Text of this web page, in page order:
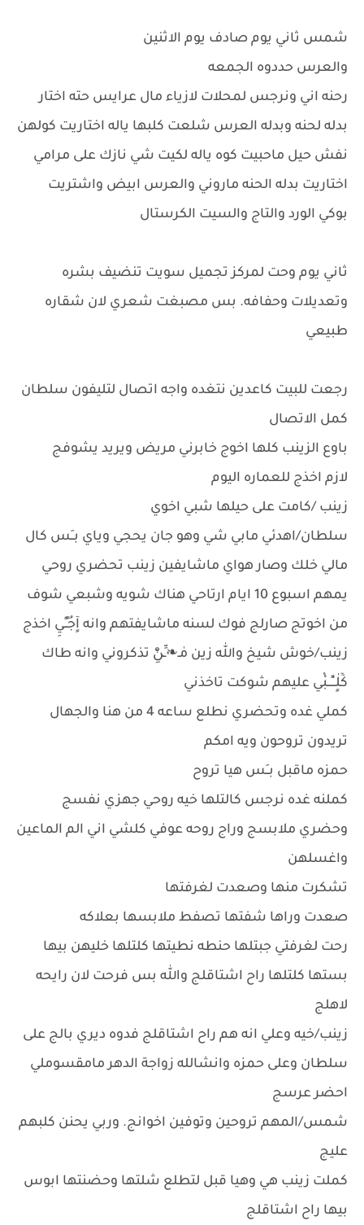
شمس ثاني يوم صادف يوم الاثنين
والعرس حددوه الجمعه
رحنه اني ونرجس لمحلات لازياء مال عرايس حته اختار
بدله لحنه وبدله العرس شلعت كلبها ياله اختاريت كولهن
نفش حيل ماحبيت كوه ياله لكيت شي نازك على مرامي
اختاريت بدله الحنه ماروني والعرس ابيض واشتريت
بوكي الورد والتاج والسيت الكرستال
ثاني يوم وحت لمركز تجميل سويت تنضيف بشره
وتعديلات وحفافه. بس مصبغت شعري لان شقاره
طبيعي
رجعت للبيت كاعدين نتغده واجه اتصال لتليفون سلطان
كمل الاتصال
باوع الزينب كلها اخوج خابرني مريض ويريد يشوفج
لازم اخذج للعماره اليوم
زينب /كامت على حيلها شبي اخوي
سلطان/اهدئي مابي شي وهو جان يحجي وياي بــَس كال
مالي خلك وصار هواي ماشايفين زينب تحضري روحي
يمهم اسبوع 10 ايام ارتاحي هناك شويه وشبعي شوف
من اخوتج صارلج فوك لسنه ماشايفتهم وانه آٍجُـٍـٍيِ اخذج
زينب/خوش شيخ والله زين مٰـ❧ـِّنِْٚ تذكروني وانه طاك
كٓٓلٍٰــْـٍــبْْي عليهم شوكت تاخذني
كملي غده وتحضري نطلع ساعه 4 من هنا والجهال
تريدون تروحون ويه امكم
حمزه ماقبل بــَس هيا تروح
كملنه غده نرجس كالتلها خيه روحي جهزي نفسج
وحضري ملابسج وراج روحه عوفي كلشي اني الم الماعين
واغسلهن
تشكرت منها وصعدت لغرفتها
صعدت وراها شفتها تصفط ملابسها بعلاكه
رحت لغرفتي جبتلها حنطه نطيتها كلتلها خليهن بيها
بستها كلتلها راح اشتاقلج والله بس فرحت لان رايحه
لاهلج
زينب/خيه وعلي انه هم راح اشتاقلج فدوه ديري بالج على
سلطان وعلى حمزه وانشالله زواجة الدهر مامقسوملي
احضر عرسج
شمس/المهم تروحين وتوفين اخوانج. وربي يحنن كلبهم
عليج
كملت زينب هي وهيا قبل لتطلع شلتها وحضنتها ابوس
بيها راح اشتاقلج